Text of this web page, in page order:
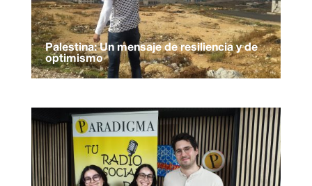
Palestina: Un mensaje de resiliencia y de
optimismo